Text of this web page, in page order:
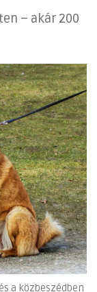
– akár 200
a közbeszédben